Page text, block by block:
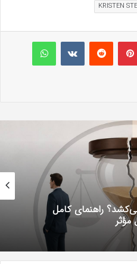
پینتریستReddit
VKontakteواتس آپ
راهنمای کامل